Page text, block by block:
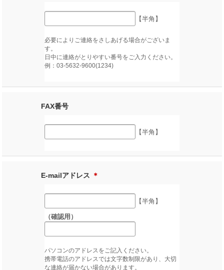
【半角】
必要によりご連絡をさしあげる場合がございま
す。
日中に連絡がとりやすい番号をご入力ください。
例：03-5632-9600(1234)
FAX番号
【半角】
E-mailアドレス ＊
【半角】
（確認用）
パソコンのアドレスをご記入ください。
携帯電話のアドレスでは文字数制限があり、大切
な連絡が届かない場合があります。